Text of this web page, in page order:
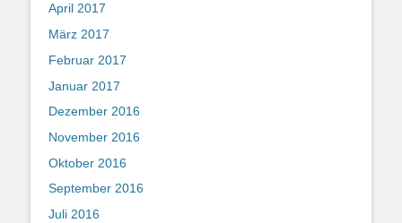
April 2017
März 2017
Februar 2017
Januar 2017
Dezember 2016
November 2016
Oktober 2016
September 2016
Juli 2016